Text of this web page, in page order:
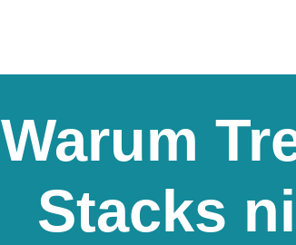
Warum
Stacks